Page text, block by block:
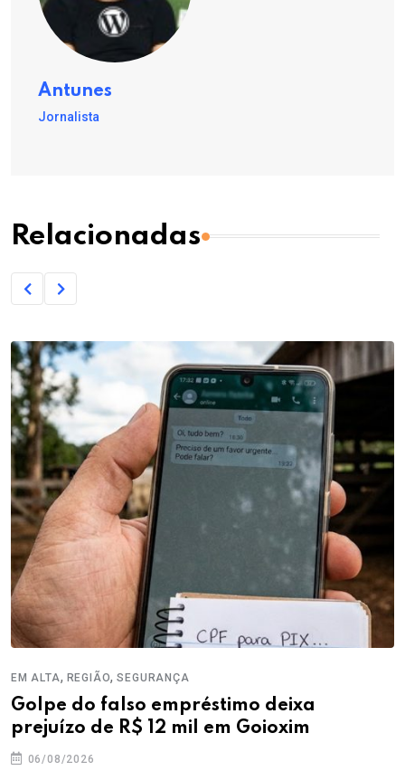
Antunes
Jornalista
Relacionadas
EM ALTA, REGIÃO,SEGURANÇA
Golpe do falso empréstimo deixa
prejuízo de R$ 12 mil em Goioxim
06/08/2026